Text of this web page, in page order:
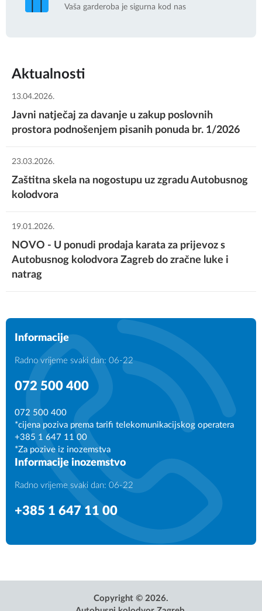
ZG4688LB
403
ZAGREB - SISAK - TOPUSKO
08:30
Čazmatrans Promet
08:30
1
Flixbus Cee South
FXSOU
ZAGREB - LAZ - ZLATAR
601
08:45
1
Flixbus Cee South
-
LJUBLJANA - ZRAČNA LUKA ZAGREB - ZAGREB
-
1
-
Flixbus Cee South
-
ESSEN - ZAGREB - RIJEKA
08:50
-
POŽEGA - ZAGREB - PAG
Vaša garderoba je sigurna kod nas
Aktualnosti
13.04.2026.
Javni natječaj za davanje u zakup poslovnih
prostora podnošenjem pisanih ponuda br. 1/2026
23.03.2026.
Zaštitna skela na nogostupu uz zgradu Autobusnog
kolodvora
19.01.2026.
NOVO - U ponudi prodaja karata za prijevoz s
Autobusnog kolodvora Zagreb do zračne luke i
natrag
Informacije
Radno vrijeme svaki dan: 06-22
072 500 400
072 500 400
*cijena poziva prema tarifi telekomunikacijskog operatera
+385 1 647 11 00
*Za pozive iz inozemstva
Informacije inozemstvo
Radno vrijeme svaki dan: 06-22
+385 1 647 11 00
Copyright © 2026.